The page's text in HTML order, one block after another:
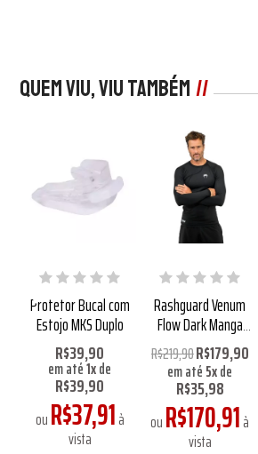
Quem viu, viu também
Protetor Bucal com
Estojo MKS Duplo
R$39,90
em até1xde
R$39,90
ouR$37,91à
vista
Rashguard Venum
Flow Dark Manga
Longa
R$219,90R$179,90
em até5xde
R$35,98
ouR$170,91à
vista